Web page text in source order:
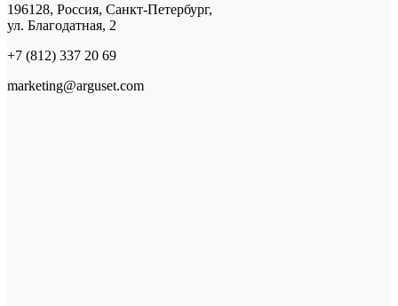
196128, Россия, Санкт-Петербург,
ул. Благодатная, 2
+7 (812) 337 20 69
marketing@arguset.com